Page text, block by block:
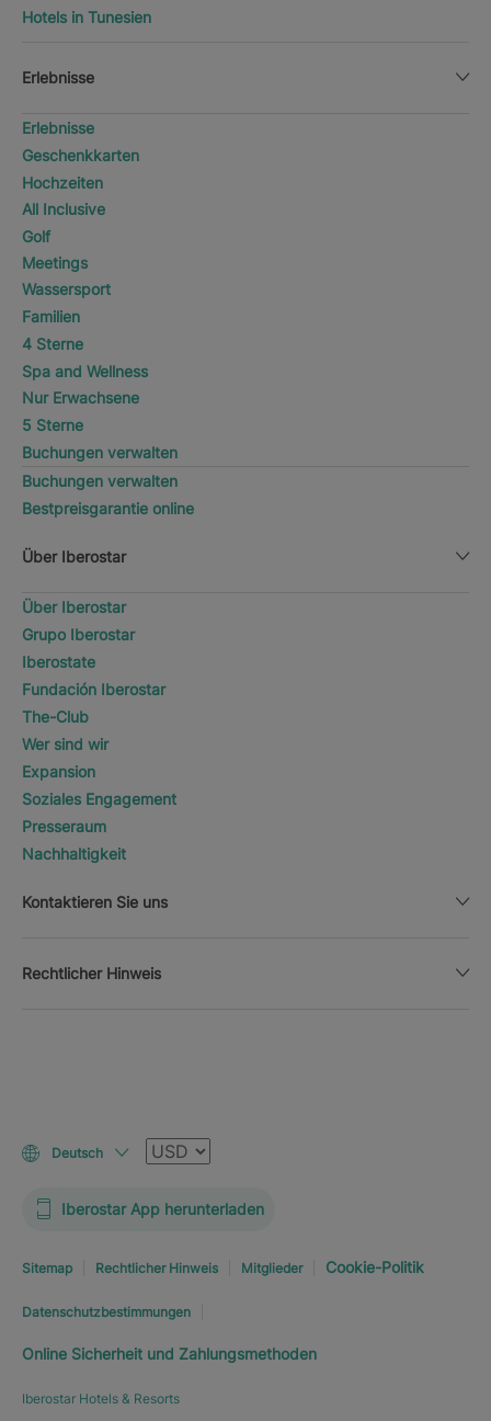
Hotels in Tunesien
Erlebnisse
Erlebnisse
Geschenkkarten
Hochzeiten
All Inclusive
Golf
Meetings
Wassersport
Familien
4 Sterne
Spa and Wellness
Nur Erwachsene
5 Sterne
Buchungen verwalten
Buchungen verwalten
Bestpreisgarantie online
Über Iberostar
Über Iberostar
Grupo Iberostar
Iberostate
Fundación Iberostar
The-Club
Wer sind wir
Expansion
Soziales Engagement
Presseraum
Nachhaltigkeit
Kontaktieren Sie uns
Rechtlicher Hinweis
Deutsch Währung
Iberostar App herunterladen
Sitemap Rechtlicher Hinweis Mitglieder Cookie-Politik
Datenschutzbestimmungen
Online Sicherheit und Zahlungsmethoden
Iberostar Hotels & Resorts